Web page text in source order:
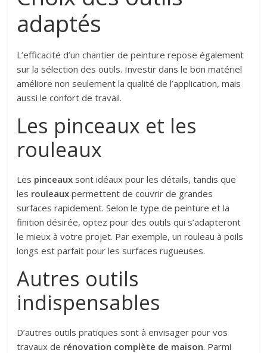
adaptés
L’efficacité d’un chantier de peinture repose également
sur la sélection des outils. Investir dans le bon matériel
améliore non seulement la qualité de l’application, mais
aussi le confort de travail.
Les pinceaux et les
rouleaux
Les pinceaux sont idéaux pour les détails, tandis que
les rouleaux permettent de couvrir de grandes
surfaces rapidement. Selon le type de peinture et la
finition désirée, optez pour des outils qui s’adapteront
le mieux à votre projet. Par exemple, un rouleau à poils
longs est parfait pour les surfaces rugueuses.
Autres outils
indispensables
D’autres outils pratiques sont à envisager pour vos
travaux de rénovation complète de maison. Parmi